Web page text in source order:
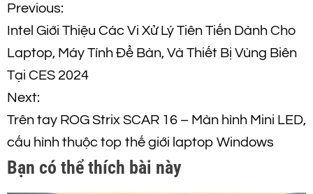
Đ
i
ề
u
h
ư
Previous:
Intel Giới Thiệu Các Vi Xử Lý Tiên Tiến Dành Cho
Laptop, Máy Tính Để Bàn, Và Thiết Bị Vùng Biên
Tại CES 2024
Next:
Trên tay ROG Strix SCAR 16 – Màn hình Mini LED,
cấu hình thuộc top thế giới laptop Windows
Bạn có thể thích bài này